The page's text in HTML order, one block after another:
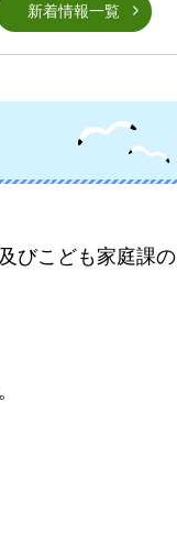
新着情報一覧
びこども家庭課の